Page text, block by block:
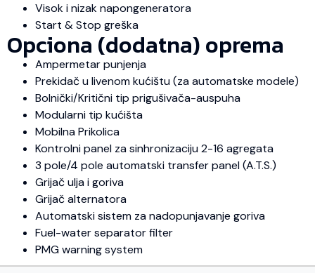
Visok i nizak napongeneratora
Start & Stop greška
Opciona (dodatna) oprema
Ampermetar punjenja
Prekidač u livenom kućištu (za automatske modele)
Bolnički/Kritični tip prigušivača-auspuha
Modularni tip kućišta
Mobilna Prikolica
Kontrolni panel za sinhronizaciju 2-16 agregata
3 pole/4 pole automatski transfer panel (A.T.S.)
Grijač ulja i goriva
Grijač alternatora
Automatski sistem za nadopunjavanje goriva
Fuel-water separator filter
PMG warning system